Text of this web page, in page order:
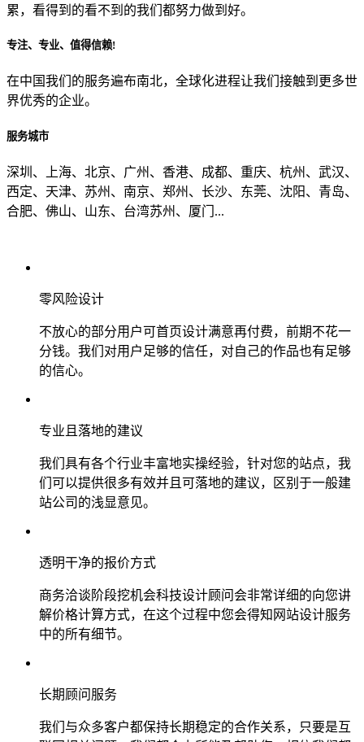
目前主要的营销渠道是？
累，看得到的看不到的我们都努力做到好。
专注、专业、值得信赖!
在中国我们的服务遍布南北，全球化进程让我们接触到更多世
界优秀的企业。
服务城市
深圳、上海、北京、广州、香港、成都、重庆、杭州、武汉、
西定、天津、苏州、南京、郑州、长沙、东莞、沈阳、青岛、
合肥、佛山、山东、台湾苏州、厦门...
零风险设计
不放心的部分用户可首页设计满意再付费，前期不花一
分钱。我们对用户足够的信任，对自己的作品也有足够
的信心。
专业且落地的建议
我们具有各个行业丰富地实操经验，针对您的站点，我
们可以提供很多有效并且可落地的建议，区别于一般建
站公司的浅显意见。
透明干净的报价方式
商务洽谈阶段挖机会科技设计顾问会非常详细的向您讲
解价格计算方式，在这个过程中您会得知网站设计服务
中的所有细节。
长期顾问服务
我们与众多客户都保持长期稳定的合作关系，只要是互